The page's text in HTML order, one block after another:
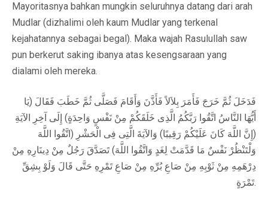
Mayoritasnya bahkan mungkin seluruhnya datang dari arah
Mudlar (dizhalimi oleh kaum Mudlar yang terkenal
kejahatannya sebagai begal). Maka wajah Rasulullah saw
pun berkerut saking ibanya atas kesengsaraan yang
dialami oleh mereka.
فَدَخَلَ ثُمَّ خَرَجَ فَأَمَرَ بِلاَلاً فَأَذَّنَ وَأَقَامَ فَصَلَّى ثُمَّ خَطَبَ فَقَالَ (يَا
أَيُّهَا النَّاسُ اتَّقُوا رَبَّكُمُ الَّذِى خَلَقَكُمْ مِنْ نَفْسٍ وَاحِدَةٍ) إِلَى آخِرِ الآيَةِ
(إِنَّ اللَّهَ كَانَ عَلَيْكُمْ رَقِيبًا) وَالآيَةَ الَّتِى فِى الْحَشْرِ (اتَّقُوا اللَّهَ
وَلْتَنْظُرْ نَفْسٌ مَا قَدَّمَتْ لِغَدٍ وَاتَّقُوا اللَّهَ) تَصَدَّقَ رَجُلٌ مِنْ دِينَارِهِ مِنْ
دِرْهَمِهِ مِنْ ثَوْبِهِ مِنْ صَاعِ بُرِّهِ مِنْ صَاعِ تَمْرِهِ حَتَّى قَالَ وَلَوْ بِشِقِّ
تَمْرَةٍ.